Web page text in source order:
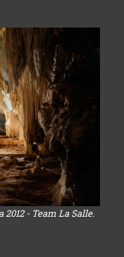
- Team La Salle.